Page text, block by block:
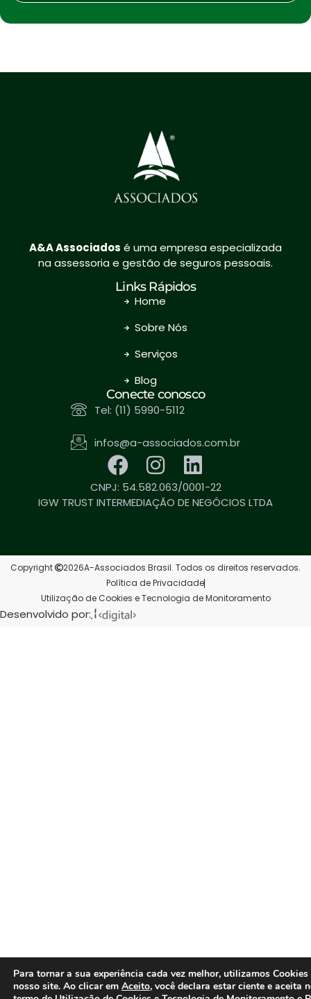
A&AAssociados é uma empresa especializada
na assessoria e gestão de seguros pessoais.
Links Rápidos
Home
Sobre Nós
Serviços
Blog
Conecte conosco
Tel: (11) 5990-5112
infos@a-associados.com.br
CNPJ: 54.582.063/0001-22
IGW TRUST INTERMEDIAÇÃO DE NEGÓCIOS LTDA
Copyright 2026A-Associados Brasil. Todos os direitos reservados.
Política de Privacidade
Utilização de Cookies e Tecnologia de Monitoramento
Desenvolvido por:
Para tornar a sua experiência cada vez melhor, utilizamos Cookies
nosso site. Ao clicar em Aceito, você declara estar ciente e aceita